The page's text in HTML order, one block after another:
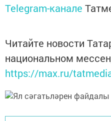
Telegram-канале
Читайте новости
национальном
https://max.ru/